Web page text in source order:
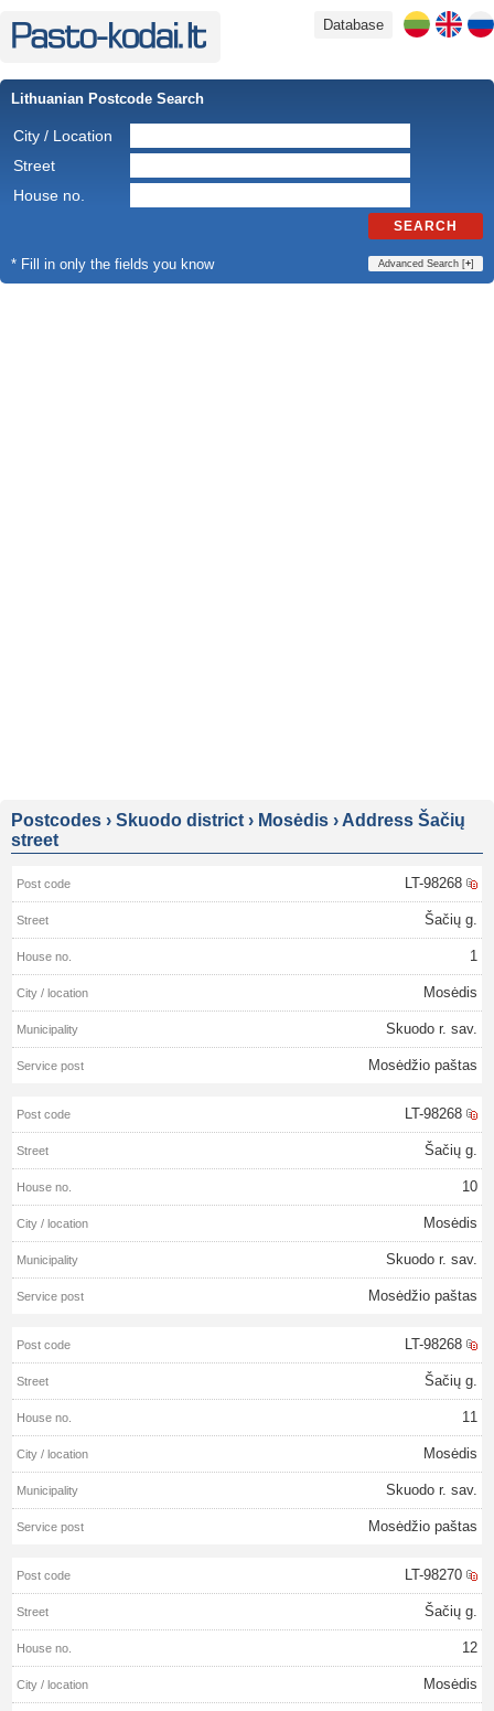
Database
Lithuanian Postcode Search
City / Location
Street
House no.
SEARCH
* Fill in only the fields you know Advanced Search [+]
Postcodes › Skuodo district › Mosėdis › Address Šačių
street
LT-98268
Šačių g.
1
Mosėdis
Skuodo r. sav.
Mosėdžio paštas
LT-98268
Šačių g.
10
Mosėdis
Skuodo r. sav.
Mosėdžio paštas
LT-98268
Šačių g.
11
Mosėdis
Skuodo r. sav.
Mosėdžio paštas
LT-98270
Šačių g.
12
Mosėdis